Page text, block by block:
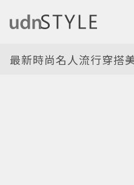
最新時尚名人流行穿搭